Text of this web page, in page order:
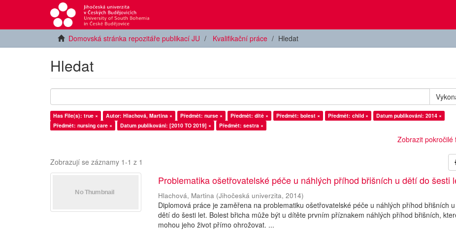
Domovská stránka repozitáře publikací JU Kvalifikační práce Hledat
Hledat
Has File(s): true × Autor: Hlachová, Martina × Předmět: nurse × Předmět: dítě × Předmět: bolest × Předmět: child ×
Datum publikování: 2014 ×
Předmět: nursing care ×
Datum publikování: [2010 TO 2019] × Předmět: sestra ×
Zobrazit pokročilé
Zobrazují se záznamy 1-1 z 1
Problematika ošetřovatelské péče u náhlých příhod břišních u dětí do šesti
Hlachová, Martina (Jihočeská univerzita,2014)
Diplomová práce je zaměřena na problematiku ošetřovatelské péče u náhlých příhod břišních u
dětí do šesti let. Bolest břicha může být u dítěte prvním příznakem náhlých příhod břišních,
mohou jeho život přímo ohrožovat. ...